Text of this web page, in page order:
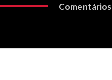
Comentários